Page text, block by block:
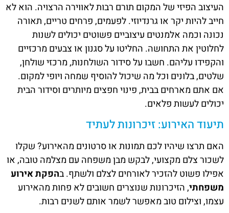
העיצוב הפיזי של המקום תורם רבות לאווירה הרצויה. הוא לא
חייב להיות יקר או גרנדיוזי. לפעמים, פרחים טריים, תאורה
נכונה וכמה אלמנטים עיצוביים פשוטים יכולים לשנות
לחלוטין את התחושה. החליטו על סגנון או צבעים מרכזיים
והקפידו עליהם. חשבו על סידור השולחנות, מרכזי שולחן,
שלטים, בלונים וכל מה שיכול להוסיף שמחה ויופי למקום.
אם אתם מארחים בבית, פינוי חפצים מיותרים וסידור הבית
יכולים לעשות פלאים.
תיעוד האירוע: זיכרונות לעתיד
האם תרצו שיהיו לכם תמונות או סרטונים מהאירוע? שקלו
לשכור צלם מקצועי, לבקש מבן משפחה עם מצלמה טובה, או
אפילו פשוט להזכיר לאורחים לצלם ולשתף. בהפקת אירוע
משפחתי, הזיכרונות שנוצרים חשובים לא פחות מהאירוע
עצמו, וצילום טוב מאפשר לשמר אותם לשנים רבות.